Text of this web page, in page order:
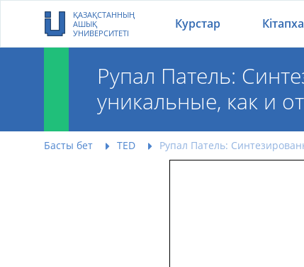
ҚАЗАҚСТАННЫҢ
АШЫҚ
УНИВЕРСИТЕТІ
Курстар
Рупал Патель:
уникальные, как и
Басты бет TED Рупал Патель:
Рупал Патель: